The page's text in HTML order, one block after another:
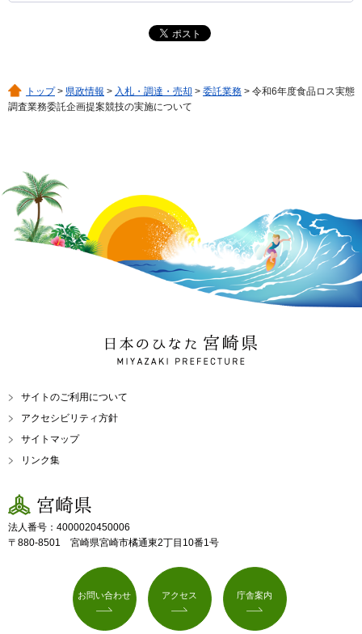
トップ> 県政情報 > 入札・調達・売却 > 委託業務 > 令和6年度食品ロス実態
調査業務委託企画提案競技の実施について
日本のひなた 宮崎県
MIYAZAKI PREFECTURE
サイトのご利用について
アクセシビリティ方針
サイトマップ
リンク集
宮崎県
法人番号：4000020450006
〒880-8501 宮崎県宮崎市橘通東2丁目10番1号
お問い合わせ アクセス 庁舎案内